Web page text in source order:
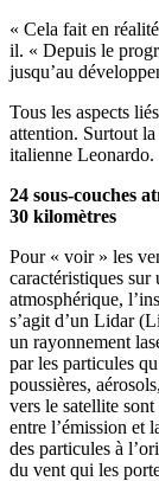
« Cela fait en
il. « Depuis le
jusqu’au
Tous les aspects
attention. Surtout
italienne Leonardo.
24 sous-couches
30 kilomètres
Pour « voir » les
caractéristiques sur
atmosphérique,
s’agit d’un Lidar
un rayonnement
par les particules
poussières,
vers le satellite sont
entre l’émission et
des particules à
du vent qui les